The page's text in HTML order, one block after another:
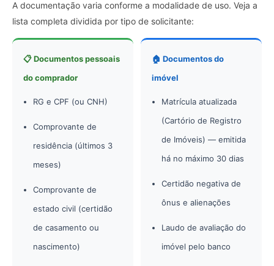
A documentação varia conforme a modalidade de uso. Veja a
lista completa dividida por tipo de solicitante:
📋 Documentos pessoais
do comprador
RG e CPF (ou CNH)
Comprovante de
residência (últimos 3
meses)
Comprovante de
estado civil (certidão
de casamento ou
nascimento)
🏠 Documentos do
imóvel
Matrícula atualizada
(Cartório de Registro
de Imóveis) — emitida
há no máximo 30 dias
Certidão negativa de
ônus e alienações
Laudo de avaliação do
imóvel pelo banco